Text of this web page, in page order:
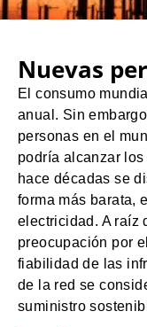
Nuevas
El consumo
anual. Sin
personas en el
podría alcanzar
hace décadas se
forma más barata,
electricidad. A raíz
preocupación por
fiabilidad de las
de la red se
suministro